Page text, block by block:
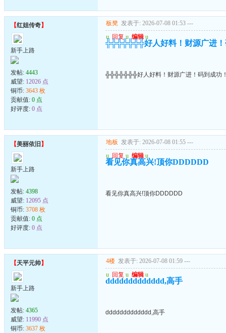
【红姐传奇】
新手上路
发帖: 4443
威望: 12026 点
铜币: 3643 枚
贡献值: 0 点
好评度: 0 点
板凳 发表于: 2026-07-08 01:53 ---
u 回复 u 编辑 u
╬╬╬╬╬╬╬好人好料！财源广进！
╬╬╬╬╬╬╬好人好料！财源广进！码到成功
【美丽依旧 】
新手上路
发帖: 4398
威望: 12095 点
铜币: 3708 枚
贡献值: 0 点
好评度: 0 点
地板 发表于: 2026-07-08 01:55 ---
u 回复 u 编辑 u
看见你真高兴!顶你DDDDDD
看见你真高兴!顶你DDDDDD
【天平元帅】
新手上路
发帖: 4365
威望: 11990 点
铜币: 3637 枚
4楼 发表于: 2026-07-08 01:59 ---
u 回复 u 编辑 u
ddddddddddddd,高手
ddddddddddddd,高手